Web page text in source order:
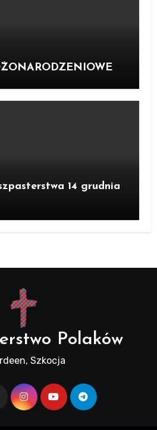
14 grudnia
Polaków
Szkocja